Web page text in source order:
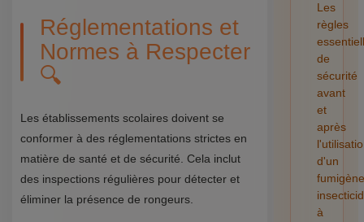
Réglementations et
Normes à Respecter
🔍
Les établissements scolaires doivent se
conformer à des réglementations strictes en
matière de santé et de sécurité. Cela inclut
des inspections régulières pour détecter et
éliminer la présence de rongeurs.
Les
règles
de
sécurité
avant
et
après
d'un
fumigène
à